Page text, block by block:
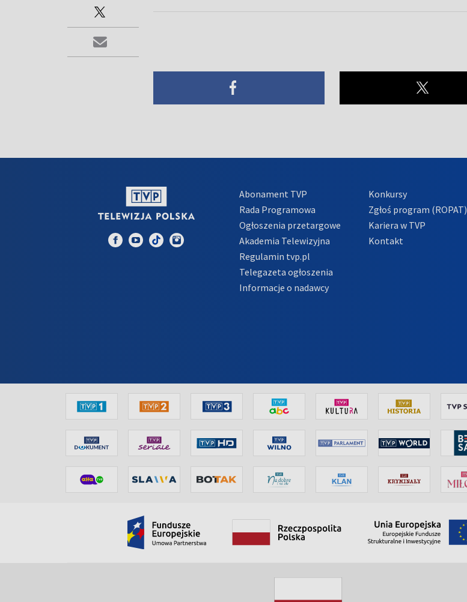
Abonament TVP
Rada Programowa
Ogłoszenia przetargowe
Akademia Telewizyjna
Regulamin tvp.pl
Telegazeta ogłoszenia
Informacje o nadawcy
Konkursy
Zgłoś program (ROPAT)
Kariera w TVP
Kontakt